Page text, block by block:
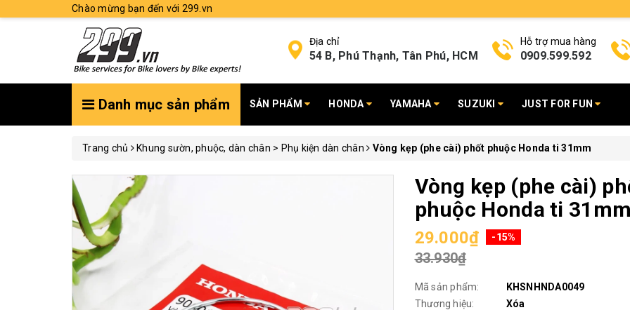
Chào mừng bạn đến với 299.vn
Địa chỉ
54 B, Phú Thạnh, Tân Phú, HCM
Hỗ trợ mua hàng
0909.599.592
Danh mục sản phẩm SẢN PHẨM HONDA YAMAHA SUZUKI JUST FOR FUN
Trang chủ Khung sườn, phuộc, dàn chân > Phụ kiện dàn chân Vòng kẹp (phe cài) phốt phuộc Honda ti 31mm
Vòng kẹp (phe cài)
phuộc Honda ti 31mm
29.000₫ -15%
33.930₫
Mã sản phẩm:
KHSNHNDA0049
Thương hiệu:
Xóa